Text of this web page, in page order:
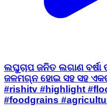
ଲଘୁଚାପ ଜନିତ ଲଗାଣ ବର୍ଷା
ଜଳମଗ୍ନ ହୋଇ ସହ ସହ
#rishitv #highlight
#foodgrains